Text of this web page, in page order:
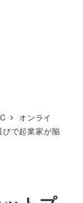
オンライ
で起業家が陥